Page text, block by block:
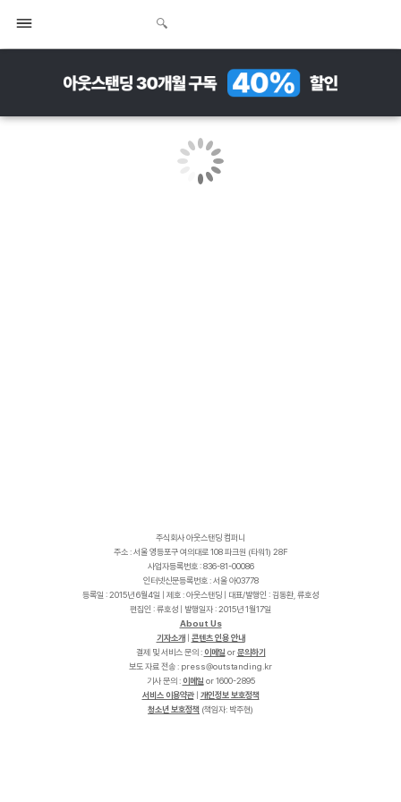
주식회사 아웃스탠딩 컴퍼니
주소 : 서울 영등포구 여의대로 108 파크원 (타워1) 28F
사업자등록번호 : 836-81-00086
인터넷신문등록번호 : 서울 아03778
등록일 : 2015년 6월4일 | 제호 : 아웃스탠딩 | 대표/발행인 : 김동환, 류호성
편집인 : 류호성 | 발행일자 : 2015년 1월17일
About Us
기자소개
콘텐츠 인용 안내
결제 및 서비스 문의 : 이메일 or문의하기
보도 자료 전송 :
r
k
.
g
n
i
d
n
a
t
s
t
u
o
@
s
s
e
r
p
기사 문의 : 이메일 or 1600-2895
서비스 이용약관| 개인정보 보호정책
청소년 보호정책 (책임자: 박주현)